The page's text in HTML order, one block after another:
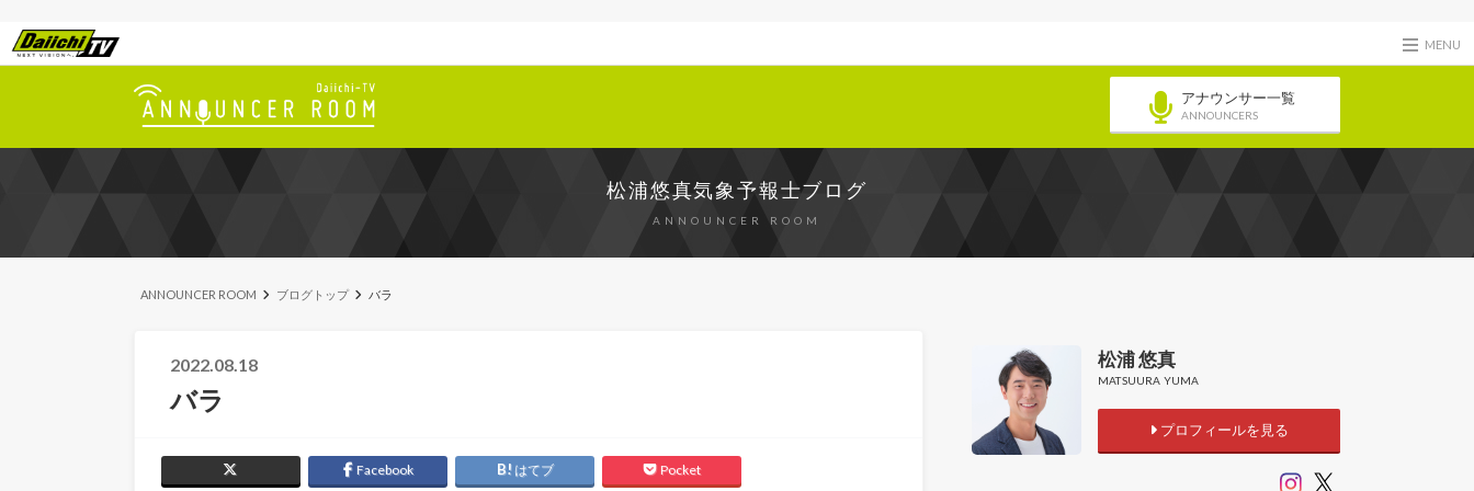
MENU
アナウンサー一覧
ANNOUNCERS
松浦悠真気象予報士ブログ
ANNOUNCER ROOM
ANNOUNCER ROOM ブログトップ バラ
2022.08.18
バラ
Facebook はてブ Pocket
松浦 悠真
MATSUURA YUMA
プロフィールを見る